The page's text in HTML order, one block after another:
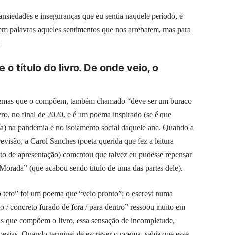
e inseguranças que eu sentia naquele período, e
palavras aqueles sentimentos que nos arrebatem, mas para
o título do livro. De onde veio, o
que o compõem, também chamado “deve ser um buraco
no final de 2020, e é um poema inspirado (se é que
na pandemia e no isolamento social daquele ano. Quando a
a Carol Sanches (poeta querida que fez a leitura
apresentação) comentou que talvez eu pudesse repensar
(que acabou sendo título de uma das partes dele).
foi um poema que “veio pronto”: o escrevi numa
/ concreto furado de fora / para dentro” ressoou muito em
que compõem o livro, essa sensação de incompletude,